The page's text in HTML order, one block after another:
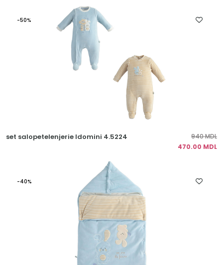
-50%
set salopetelenjerie Idomini 4.5224
940 MDL
470.00 MDL
-40%